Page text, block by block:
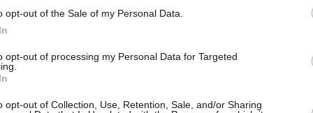
opt-out of the Sale of my Personal Data.
opt-out of processing my Personal Data for Targeted
opt-out of Collection, Use, Retention, Sale, and/or Sharing
balíka je aj výber atraktívnych
a spravodajských kanálov.
technológiu už za 25 € s DPH pri 24
službe si zákazník môže v závislosti od
Boxy a pripojiť tak až tri televízory.